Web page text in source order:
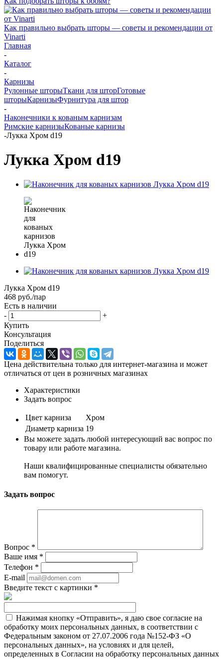
Как правильно выбрать шторы — советы и рекомендации от
Vinarti
Главная
-
Каталог
-
Карнизы
Рулонные шторыТкани для шторГотовые
шторыКарнизыФурнитура для штор
-
Наконечники к кованым карнизам
Римские карнизыКованые карнизы
-Лукка Хром d19
Лукка Хром d19
Лукка Хром d19
468 руб./пар
Есть в наличии
-
+
Купить
Консультация
Поделиться
Цена действительна только для интернет-магазина и может
отличаться от цен в розничных магазинах
Характеристики
Задать вопрос
Цвет карниза
Хром
Диаметр карниза 19
Вы можете задать любой интересующий вас вопрос по
товару или работе магазина.
Наши квалифицированные специалисты обязательно
вам помогут.
Задать вопрос
Вопрос *
Ваше имя *
Телефон *
E-mail
Введите текст с картинки *
Нажимая кнопку «Отправить», я даю свое согласие на
обработку моих персональных данных, в соответствии с
Федеральным законом от 27.07.2006 года №152-ФЗ «О
персональных данных», на условиях и для целей,
определенных в Согласии на обработку персональных данных